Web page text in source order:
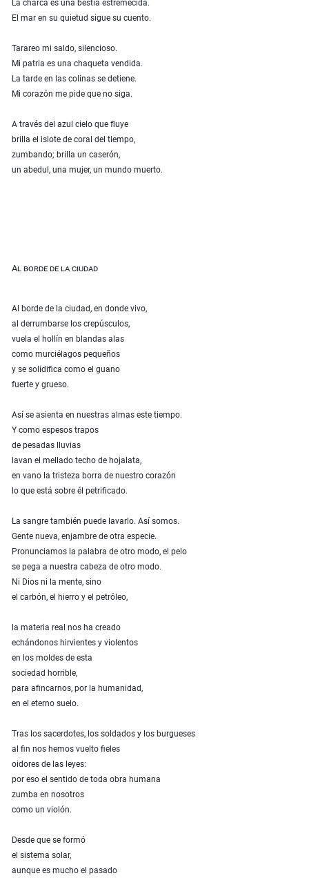
La charca es una bestia estremecida.
El mar en su quietud sigue su cuento.
Tarareo mi saldo, silencioso.
Mi patria es una chaqueta vendida.
La tarde en las colinas se detiene.
Mi corazón me pide que no siga.
A través del azul cielo que fluye
brilla el islote de coral del tiempo,
zumbando; brilla un caserón,
un abedul, una mujer, un mundo muerto.
Al borde de la ciudad
Al borde de la ciudad, en donde vivo,
al derrumbarse los crepúsculos,
vuela el hollín en blandas alas
como murciélagos pequeños
y se solidifica como el guano
fuerte y grueso.
Así se asienta en nuestras almas este tiempo.
Y como espesos trapos
de pesadas lluvias
lavan el mellado techo de hojalata,
en vano la tristeza borra de nuestro corazón
lo que está sobre él petrificado.
La sangre también puede lavarlo. Así somos.
Gente nueva, enjambre de otra especie.
Pronunciamos la palabra de otro modo, el pelo
se pega a nuestra cabeza de otro modo.
Ni Dios ni la mente, sino
el carbón, el hierro y el petróleo,
la materia real nos ha creado
echándonos hirvientes y violentos
en los moldes de esta
sociedad horrible,
para afincarnos, por la humanidad,
en el eterno suelo.
Tras los sacerdotes, los soldados y los burgueses
al fin nos hemos vuelto fieles
oidores de las leyes:
por eso el sentido de toda obra humana
zumba en nosotros
como un violón.
Desde que se formó
el sistema solar,
aunque es mucho el pasado